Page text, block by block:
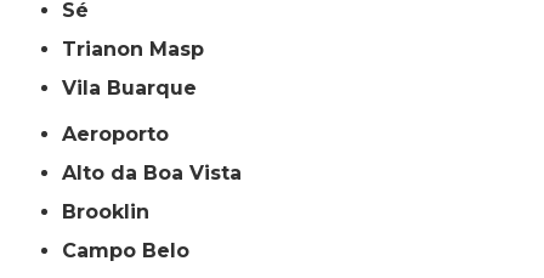
Sé
Trianon Masp
Vila Buarque
Aeroporto
Alto da Boa Vista
Brooklin
Campo Belo